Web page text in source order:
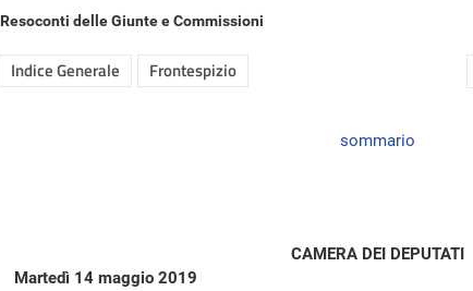
Resoconti delle Giunte e Commissioni
Indice Generale Frontespizio
sommario
CAMERA DEI DEPUTATI
Martedì 14 maggio 2019